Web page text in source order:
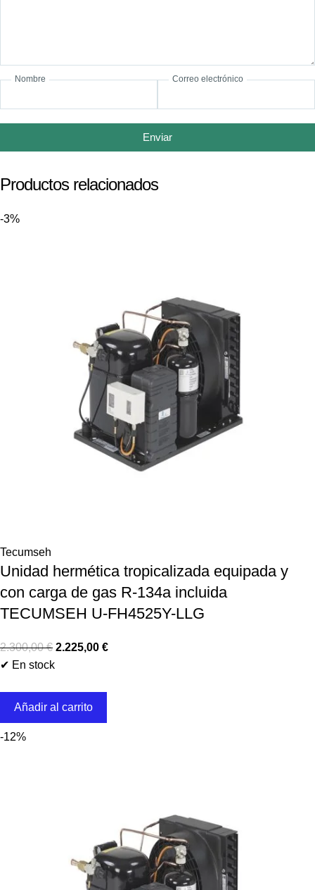
Nombre Correo electrónico
Enviar
Productos relacionados
-3%
Tecumseh
Unidad hermética tropicalizada equipada y
con carga de gas R-134a incluida
TECUMSEH U-FH4525Y-LLG
2.300,00€ 2.225,00 €
✔ En stock
Añadir al carrito
-12%